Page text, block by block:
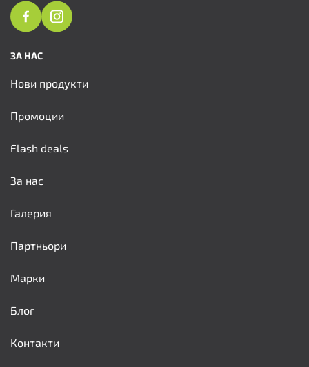
ЗА НАС
Нови продукти
Промоции
Flash deals
За нас
Галерия
Партньори
Марки
Блог
Контакти